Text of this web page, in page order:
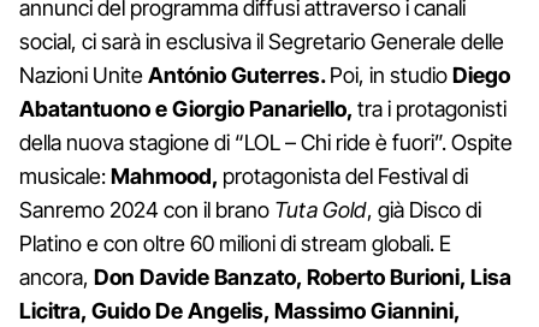
annunci del programma diffusi attraverso i canali
social, ci sarà in esclusiva il Segretario Generale delle
Nazioni UniteAntónioGuterres.Poi, in studioDiego
Abatantuono e Giorgio Panariello, tra i protagonisti
della nuova stagione di “LOL – Chi ride è fuori”. Ospite
musicale:Mahmood, protagonista del Festival di
Sanremo 2024 con il brano Tuta Gold, già Disco di
Platino e con oltre 60 milioni di stream globali. E
ancora, Don Davide Banzato, Roberto Burioni, Lisa
Licitra, Guido De Angelis, Massimo Giannini,